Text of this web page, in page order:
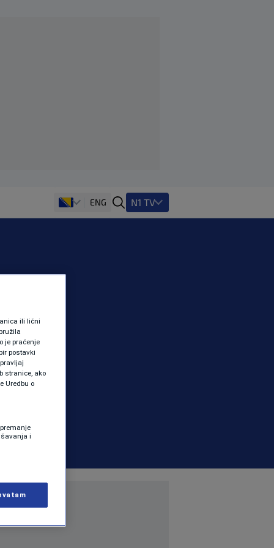
ENG N1 TV
ili lični
je praćenje
postavki
stranice, ako
Uredbu o
i